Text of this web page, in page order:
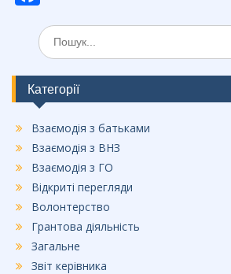
ac
e
b
o
o
k
Шукати:
Категорії
Взаємодія з батьками
Взаємодія з ВНЗ
Взаємодія з ГО
Відкриті перегляди
Волонтерство
Грантова діяльність
Загальне
Звіт керівника